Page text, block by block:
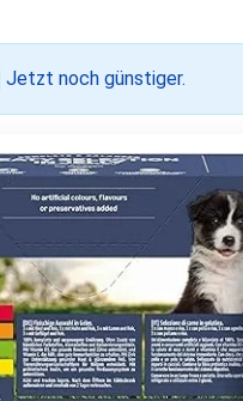
Jetzt noch günstiger.